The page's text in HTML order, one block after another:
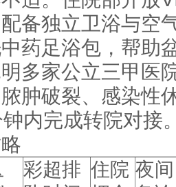
备独立卫浴与空
药足浴包，帮助
多家公立三甲医
肿破裂、感染性
内完成转院对接
彩超排 住院 夜间